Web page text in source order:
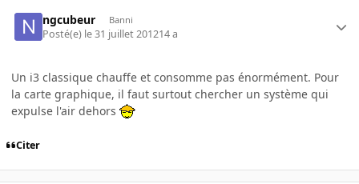
ngcubeur Banni
Posté(e) le 31 juillet 201214 a
Un i3 classique chauffe et consomme pas énormément. Pour
la carte graphique, il faut surtout chercher un système qui
expulse l'air dehors
Citer